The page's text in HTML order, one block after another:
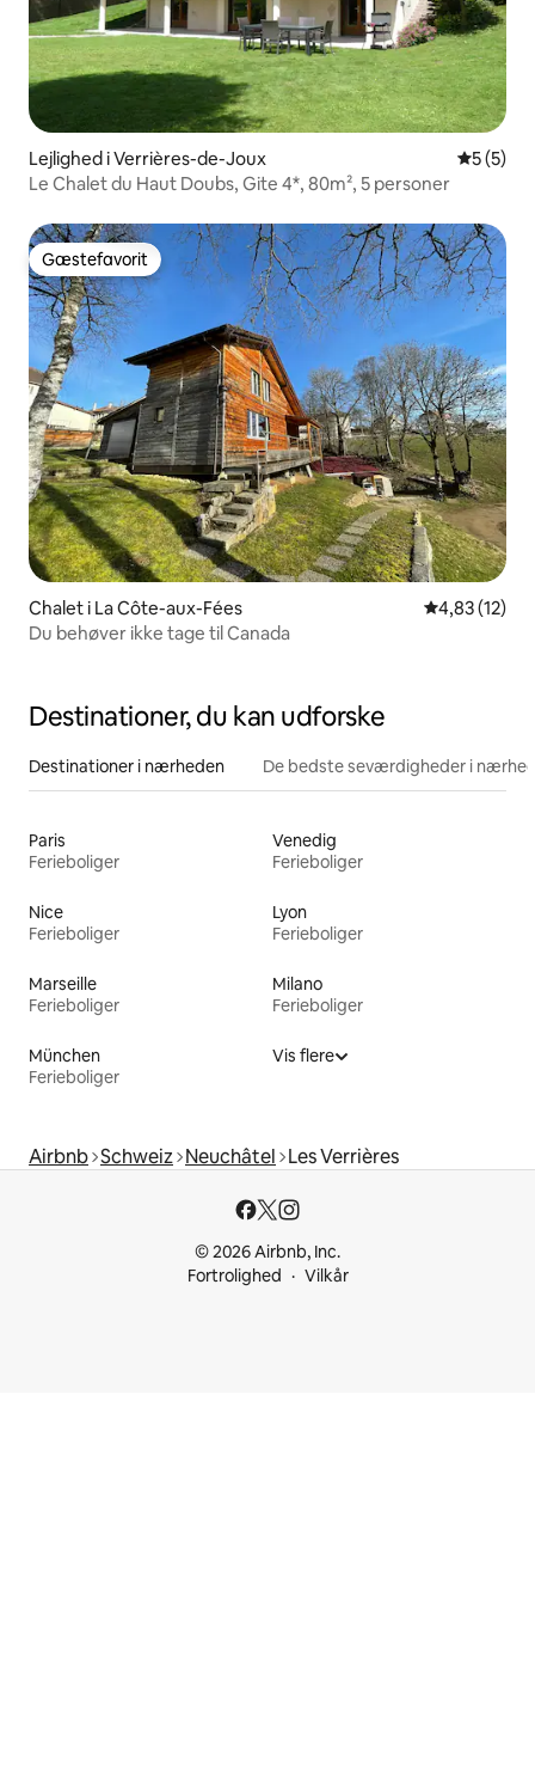
Lejlighed i Verrières-de-Joux 5 ud af 5
5 (5)
Le Chalet du Haut Doubs, Gite 4*, 80m², 5 personer
Gæstefavorit
Gæstefavorit
Chalet i La Côte-aux-Fées 4,83 ud af 5
4,83 (12)
Du behøver ikke tage til Canada
Destinationer, du kan udforske
Destinationer i nærheden De bedste seværdigheder i
Paris
Ferieboliger
Venedig
Ferieboliger
Nice
Ferieboliger
Lyon
Ferieboliger
Marseille
Ferieboliger
Milano
Ferieboliger
München
Ferieboliger
Vis flere
Airbnb Schweiz Neuchâtel Les Verrières
© 2026 Airbnb, Inc.
Fortrolighed
Vilkår